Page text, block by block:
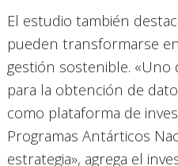
El estudio también
pueden transformarse
gestión sostenible. «Uno
para la obtención de
como plataforma de
Programas Antárticos
estrategia», agrega el